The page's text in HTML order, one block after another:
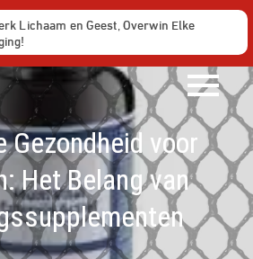
Lichaam en Geest, Overwin Elke
Gezondheid voor
Het Belang van